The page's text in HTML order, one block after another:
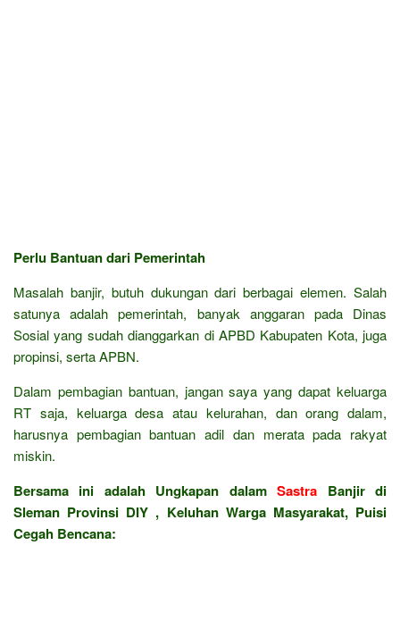
Perlu Bantuan dari Pemerintah
Masalah banjir, butuh dukungan dari berbagai elemen. Salah
satunya adalah pemerintah, banyak anggaran pada Dinas
Sosial yang sudah dianggarkan di APBD Kabupaten Kota, juga
propinsi, serta APBN.
Dalam pembagian bantuan, jangan saya yang dapat keluarga
RT saja, keluarga desa atau kelurahan, dan orang dalam,
harusnya pembagian bantuan adil dan merata pada rakyat
miskin.
Bersama ini adalah Ungkapan dalamSastra Banjir di
Sleman Provinsi DIY , Keluhan Warga Masyarakat, Puisi
Cegah Bencana: